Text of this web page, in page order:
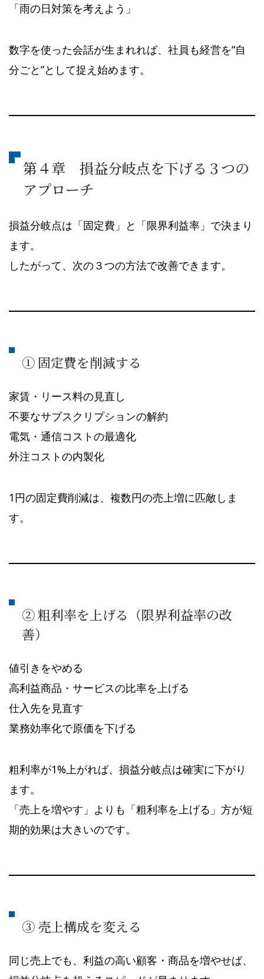
「雨の日対策を考えよう」
数字を使った会話が生まれれば、社員も経営を“自
分ごと”として捉え始めます。
第４章 損益分岐点を下げる３つの
アプローチ
損益分岐点は「固定費」と「限界利益率」で決まり
ます。
したがって、次の３つの方法で改善できます。
① 固定費を削減する
家賃・リース料の見直し
不要なサブスクリプションの解約
電気・通信コストの最適化
外注コストの内製化
1円の固定費削減は、複数円の売上増に匹敵しま
す。
② 粗利率を上げる（限界利益率の改
善）
値引きをやめる
高利益商品・サービスの比率を上げる
仕入先を見直す
業務効率化で原価を下げる
粗利率が1%上がれば、損益分岐点は確実に下がり
ます。
「売上を増やす」よりも「粗利率を上げる」方が短
期的効果は大きいのです。
③ 売上構成を変える
同じ売上でも、利益の高い顧客・商品を増やせば、